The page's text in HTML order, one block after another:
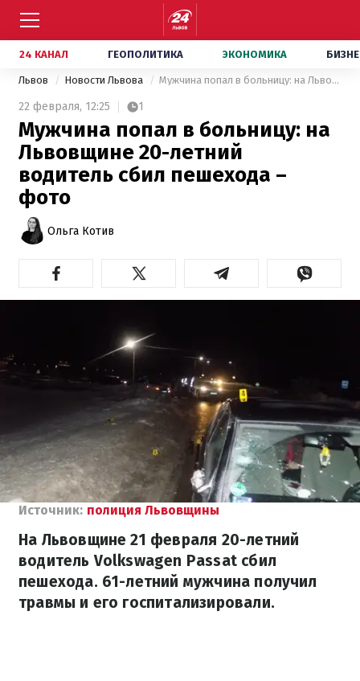
24 КАНАЛ ГЕОПОЛИТИКА ЭКОНОМИКА
Львов Новости Львова Мужчина попал в больницу: на Львовщине 20-летний водитель сбил пешехода – фото
22 февраля, 12:25 1
Мужчина попал в больницу: на
Львовщине 20-летний
водитель сбил пешехода –
фото
Ольга Котив
Источник: полиция Львовщины
На Львовщине 21 февраля 20-летний
водитель Volkswagen Passat сбил
пешехода. 61-летний мужчина получил
травмы и его госпитализировали.